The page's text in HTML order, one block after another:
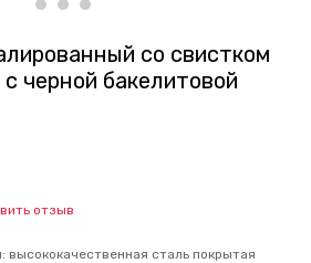
со свистком
с черной бакелитовой
отзыв
высококачественная сталь покрытая